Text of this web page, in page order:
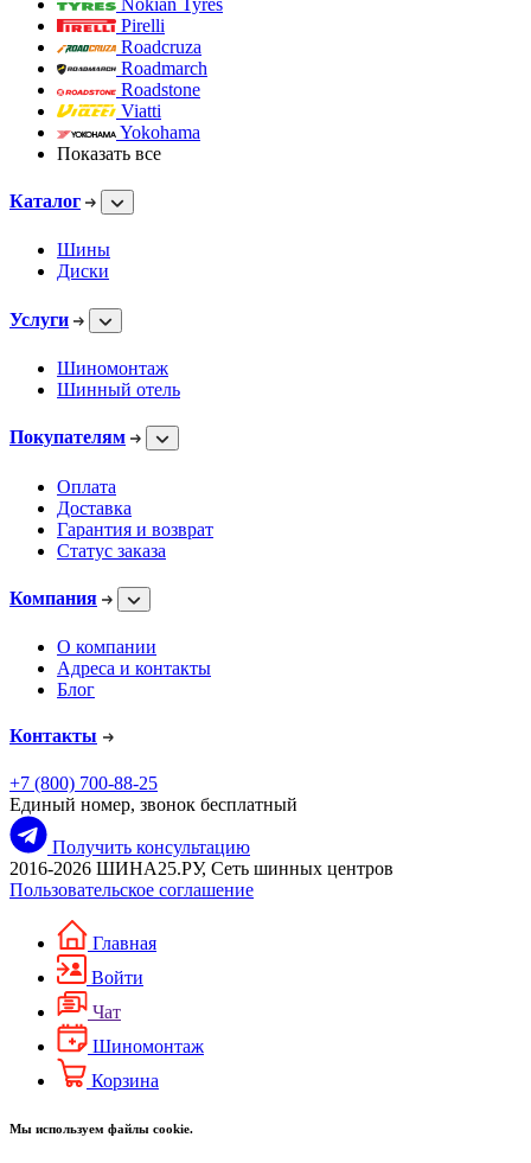
Nokian Tyres
Pirelli
Roadcruza
Roadmarch
Roadstone
Viatti
Yokohama
Показать все
Каталог
Шины
Диски
Услуги
Шиномонтаж
Шинный отель
Покупателям
Оплата
Доставка
Гарантия и возврат
Статус заказа
Компания
О компании
Адреса и контакты
Блог
Контакты
+7 (800) 700-88-25
Единый номер, звонок бесплатный
Получить консультацию
2016-2026 ШИНА25.РУ, Сеть шинных центров
Пользовательское соглашение
Главная
Войти
Чат
Шиномонтаж
Корзина
Мы используем файлы cookie.